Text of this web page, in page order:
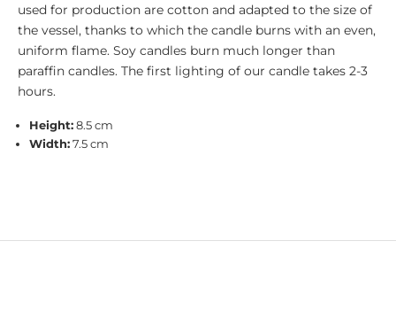
used for production are cotton and adapted to the size of
the vessel, thanks to which the candle burns with an even,
uniform flame. Soy candles burn much longer than
paraffin candles. The first lighting of our candle takes 2-3
hours.
Height:8.5 cm
Width:7.5 cm